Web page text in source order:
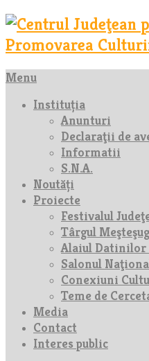
Menu
Instituția
Anunturi
Declaraţii de
Informatii
S.N.A.
Noutăți
Proiecte
Festivalul
Târgul
Alaiul Datinilor
Salonul
Conexiuni
Teme de
Media
Contact
Interes public